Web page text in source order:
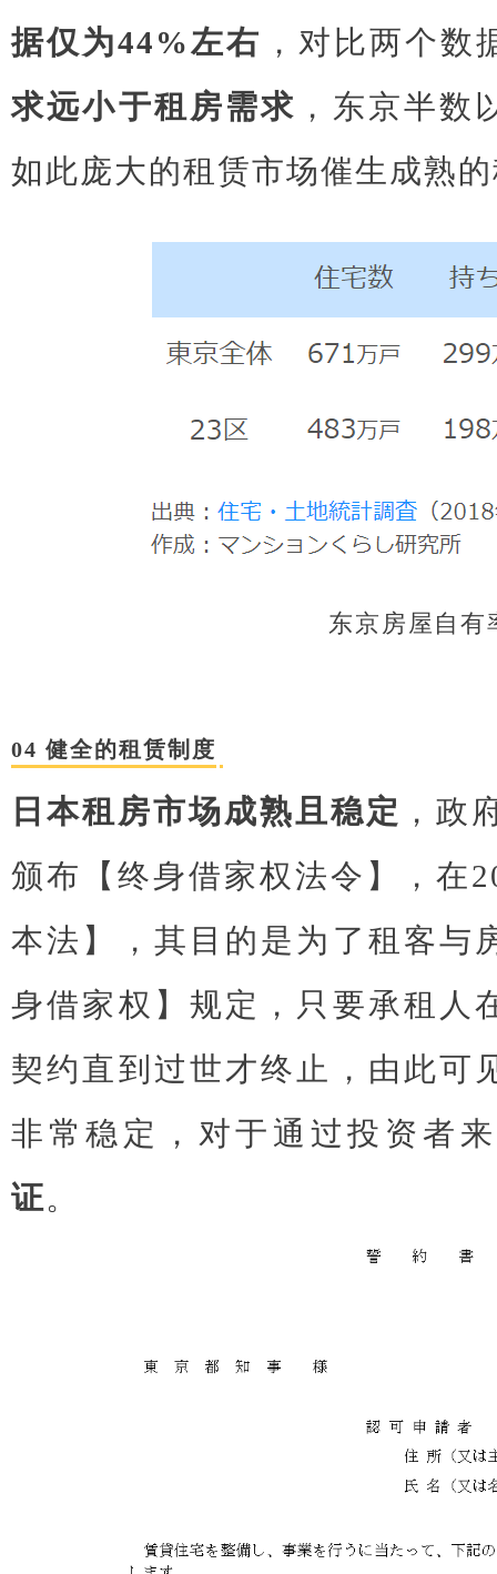
据仅为44%左右 ，对比两个数
求远小于租房需求 ，东京半数
如此庞大的租赁市场催生成熟
东京房屋自有
04 健全的租赁制度
日本租房市场成熟且稳定 ，政
颁布【终身借家权法令】，在
本法】，其目的是为了租客与
身借家权】规定，只要承租人
契约直到过世才终止，由此可
非常稳定，对于通过投资者
证。